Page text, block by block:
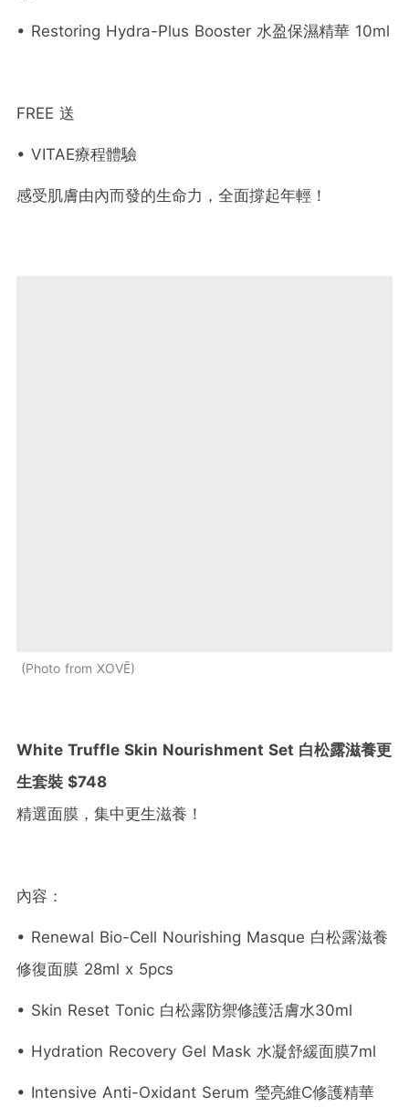
• Restoring Hydra-Plus Booster 水盈保濕精華 10ml
FREE 送
• VITAE療程體驗
感受肌膚由內而發的生命力，全面撐起年輕！
Photo from XOVĒ
White Truffle Skin Nourishment Set 白松露滋養更
生套裝 $748
精選面膜，集中更生滋養！
內容：
• Renewal Bio-Cell Nourishing Masque 白松露滋養
修復面膜 28ml x 5pcs
• Skin Reset Tonic 白松露防禦修護活膚水30ml
• Hydration Recovery Gel Mask 水凝舒緩面膜7ml
• Intensive Anti-Oxidant Serum 瑩亮維C修護精華